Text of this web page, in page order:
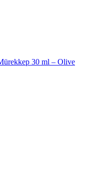
30 ml – Olive